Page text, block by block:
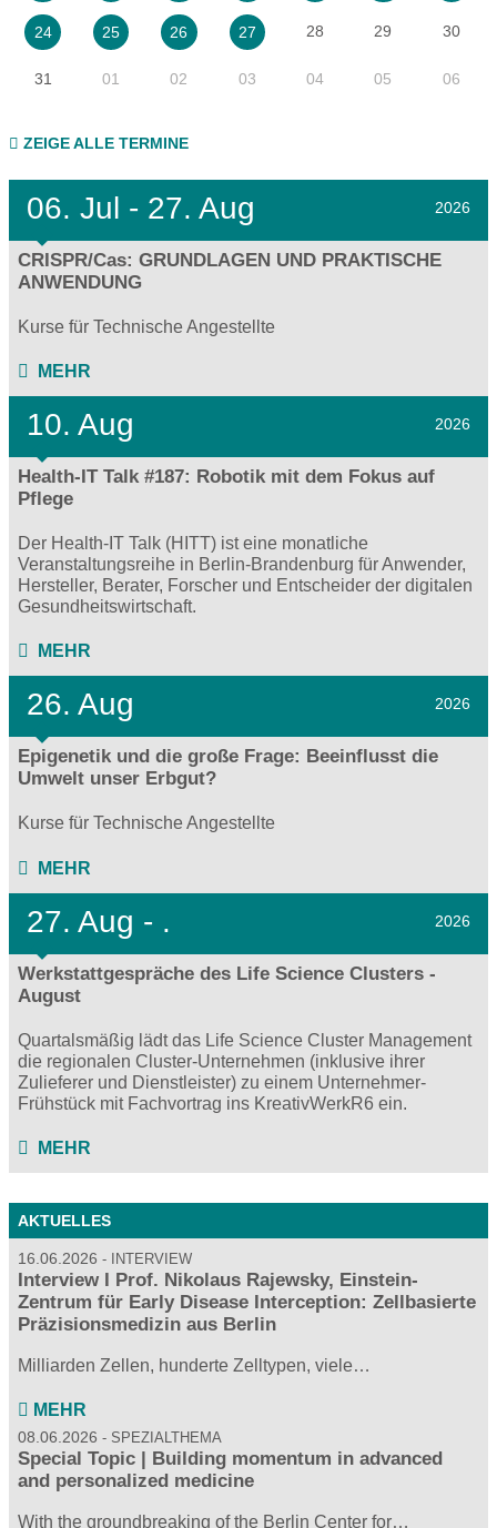
24 25 26 27 28 29 30
31 01 02 03 04 05 06
ZEIGE ALLE TERMINE
06. Jul - 27. Aug 2026
CRISPR/Cas: GRUNDLAGEN UND PRAKTISCHE
ANWENDUNG
Kurse für Technische Angestellte
MEHR
10. Aug 2026
Health-IT Talk #187: Robotik mit dem Fokus auf
Pflege
Der Health-IT Talk (HITT) ist eine monatliche
Veranstaltungsreihe in Berlin-Brandenburg für Anwender,
Hersteller, Berater, Forscher und Entscheider der digitalen
Gesundheitswirtschaft.
MEHR
26. Aug 2026
Epigenetik und die große Frage: Beeinflusst die
Umwelt unser Erbgut?
Kurse für Technische Angestellte
MEHR
27. Aug - . 2026
Werkstattgespräche des Life Science Clusters -
August
Quartalsmäßig lädt das Life Science Cluster Management
die regionalen Cluster-Unternehmen (inklusive ihrer
Zulieferer und Dienstleister) zu einem Unternehmer-
Frühstück mit Fachvortrag ins KreativWerkR6 ein.
MEHR
AKTUELLES
16.06.2026 INTERVIEW
Interview I Prof. Nikolaus Rajewsky, Einstein-
Zentrum für Early Disease Interception: Zellbasierte
Präzisionsmedizin aus Berlin
Milliarden Zellen, hunderte Zelltypen, viele…
MEHR
08.06.2026 SPEZIALTHEMA
Special Topic | Building momentum in advanced
and personalized medicine
With the groundbreaking of the Berlin Center for…